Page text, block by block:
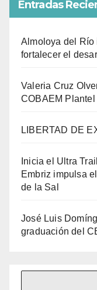
Entradas
Almoloya del Río
fortalecer el
Valeria Cruz
COBAEM
LIBERTAD DE
Inicia el Ultra
Embriz impulsa
de la Sal
José Luis
graduación del